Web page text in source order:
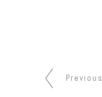
Previous